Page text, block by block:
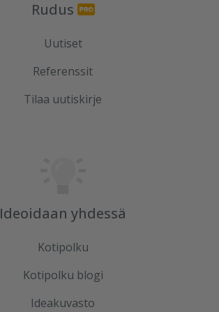
Rudus
Uutiset
Referenssit
Tilaa uutiskirje
Ideoidaan yhdessä
Kotipolku
Kotipolku blogi
Ideakuvasto